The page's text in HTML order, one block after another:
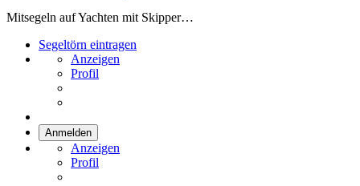
Mitsegeln auf Yachten mit Skipper…
Segeltörn eintragen
Anzeigen
Profil
Anmelden
Anzeigen
Profil